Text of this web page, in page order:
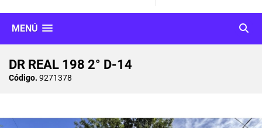
MENÚ
DR REAL 198 2° D-14
Código. 9271378